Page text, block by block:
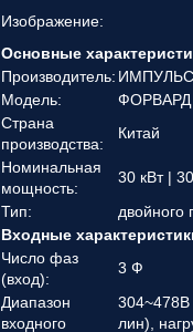
Изображение:
Основные
Производитель: ИМПУЛЬС
Модель:
ФОРВАРД
Страна
производства:
Китай
Номинальная
мощность:
30 кВт |
Тип:
двойного
Входные
Число фаз
(вход):
3 Ф
Диапазон
входного
304~478В
лин),